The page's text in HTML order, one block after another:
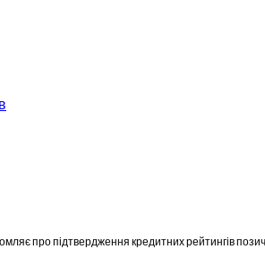
про підтвердження кредитних рейтингів